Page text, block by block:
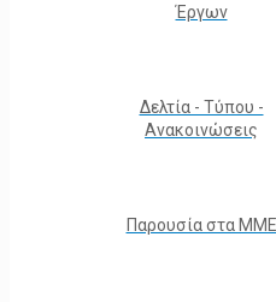
Έργων
Δελτία - Τύπου -
Ανακοινώσεις
Παρουσία στα ΜΜΕ